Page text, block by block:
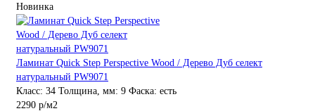
Новинка
Ламинат Quick Step Perspective Wood / Дерево Дуб селект
натуральный PW9071
Класс: 34 Толщина, мм: 9 Фаска: есть
2290 р/м2